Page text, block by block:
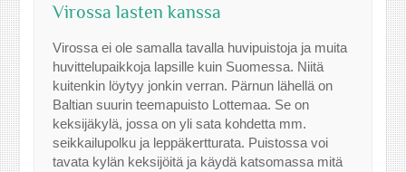
Virossa lasten kanssa
Virossa ei ole samalla tavalla huvipuistoja ja muita
huvittelupaikkoja lapsille kuin Suomessa. Niitä
kuitenkin löytyy jonkin verran. Pärnun lähellä on
Baltian suurin teemapuisto Lottemaa. Se on
keksijäkylä, jossa on yli sata kohdetta mm.
seikkailupolku ja leppäkertturata. Puistossa voi
tavata kylän keksijöitä ja käydä katsomassa mitä